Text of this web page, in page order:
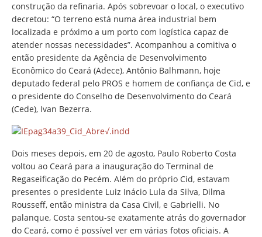
construção da refinaria. Após sobrevoar o local, o executivo
decretou: “O terreno está numa área industrial bem
localizada e próximo a um porto com logística capaz de
atender nossas necessidades”. Acompanhou a comitiva o
então presidente da Agência de Desenvolvimento
Econômico do Ceará (Adece), Antônio Balhmann, hoje
deputado federal pelo PROS e homem de confiança de Cid, e
o presidente do Conselho de Desenvolvimento do Ceará
(Cede), Ivan Bezerra.
Dois meses depois, em 20 de agosto, Paulo Roberto Costa
voltou ao Ceará para a inauguração do Terminal de
Regaseificação do Pecém. Além do próprio Cid, estavam
presentes o presidente Luiz Inácio Lula da Silva, Dilma
Rousseff, então ministra da Casa Civil, e Gabrielli. No
palanque, Costa sentou-se exatamente atrás do governador
do Ceará, como é possível ver em várias fotos oficiais. A